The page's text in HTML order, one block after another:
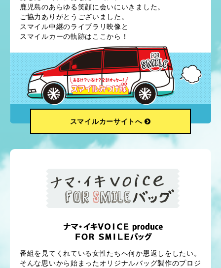
鹿児島のあらゆる笑顔に会いにいきました。
ご協力ありがとうございました。
スマイル中継のライブラリ映像と
スマイルカーの軌跡はここから！
スマイルカーサイトへ
番組を見てくれている女性たちへ何か恩返しをしたい。
そんな思いから始まったオリジナルバッグ製作のプロジ